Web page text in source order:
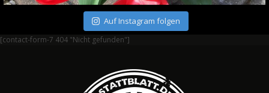
Auf Instagram folgen
[contact-form-7 404 "Nicht gefunden"]